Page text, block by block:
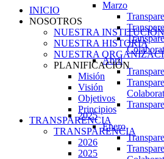
Marzo
Abril
2025
Enero
INICIO
NOSOTROS
NUESTRA INSTITUCIÓN
NUESTRA HISTORIA
NUESTRA
PLANIFICACIÓN
Misión
Visión
Objetivos
Principios
TRANSPARENCIA
TRANSPARENCIA
2026
2025